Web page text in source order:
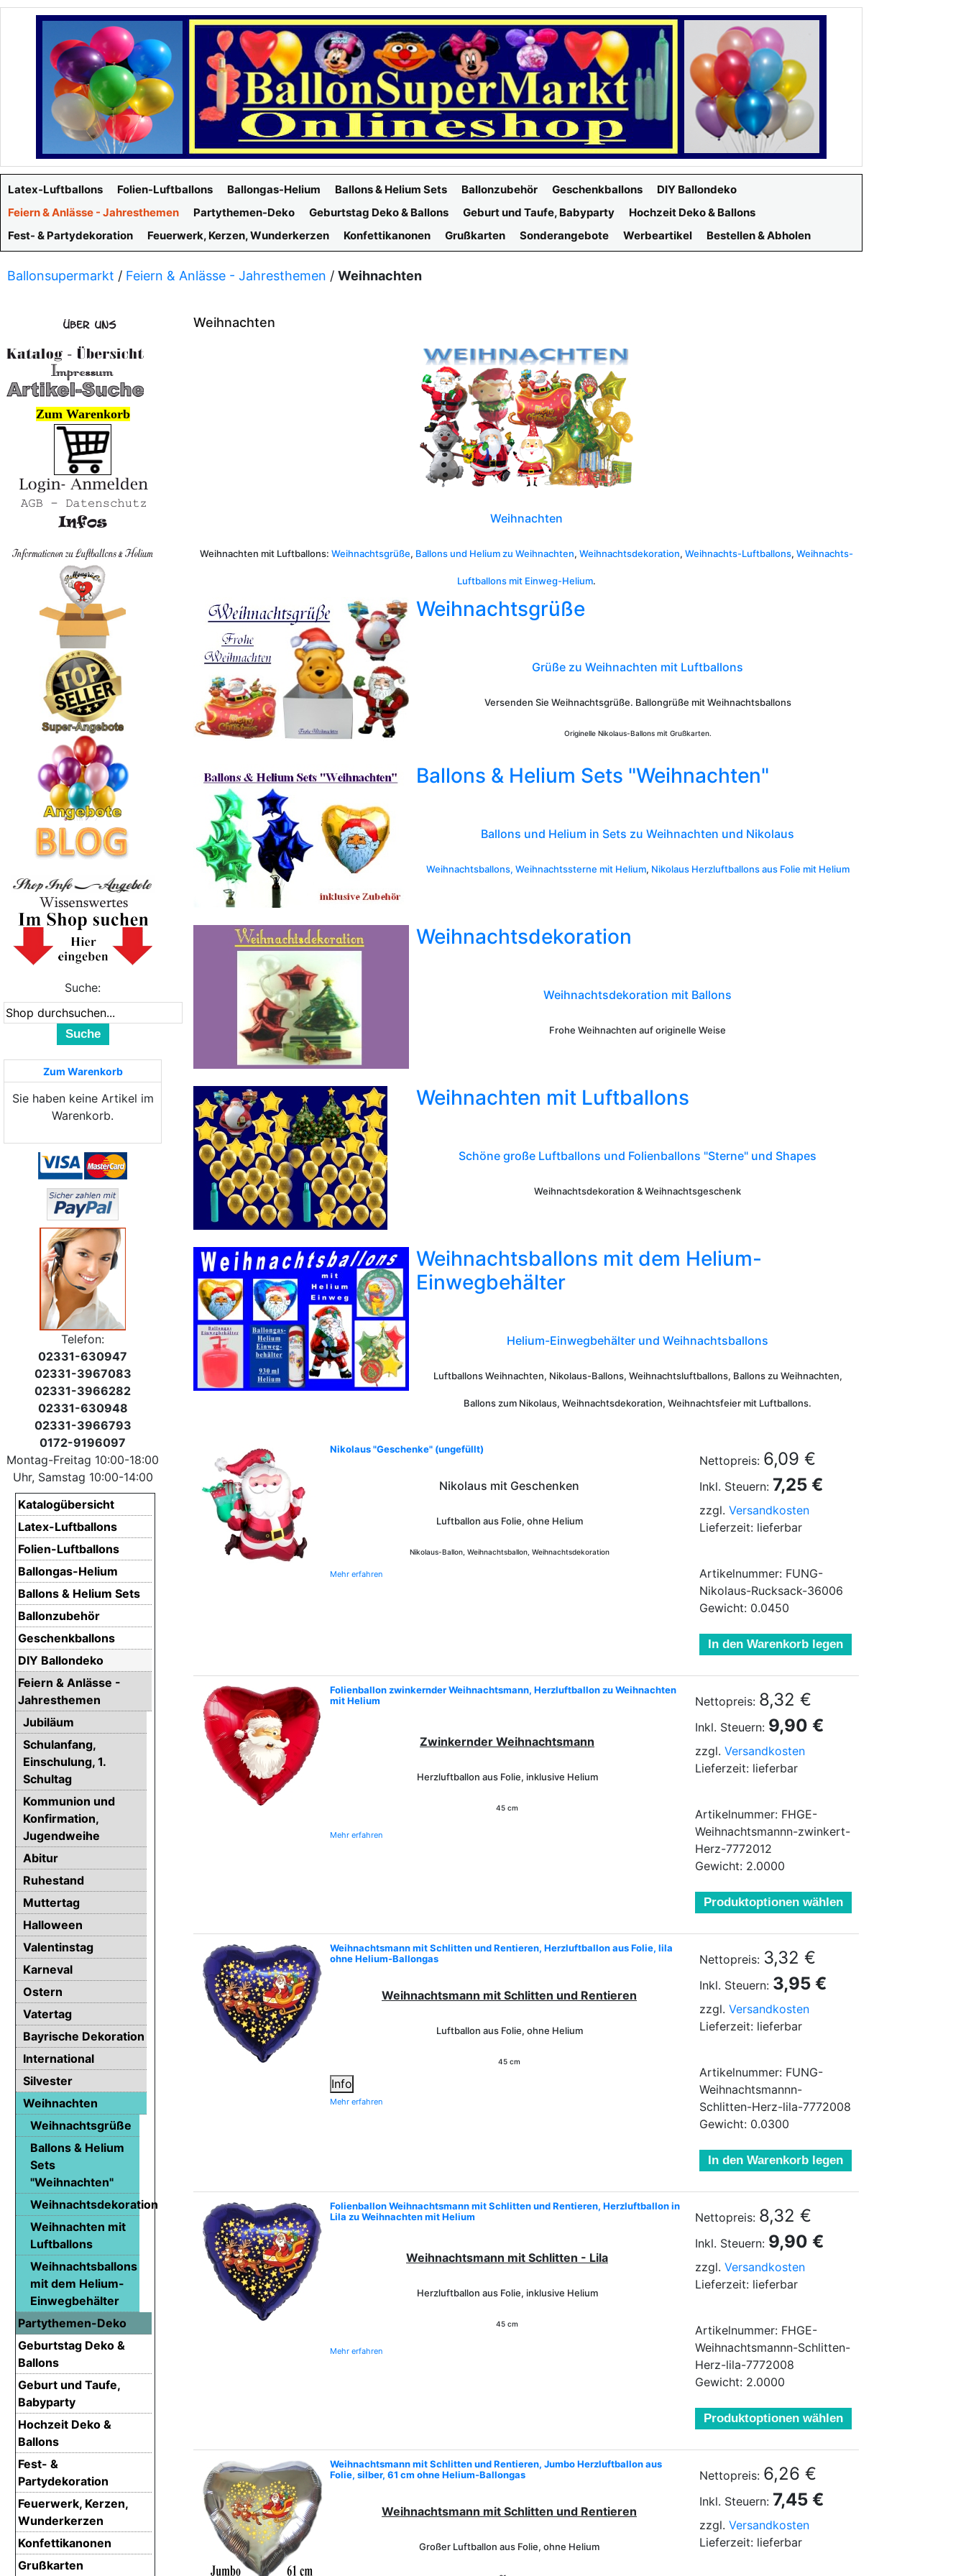
Latex-Luftballons Folien-Luftballons Ballongas-Helium Ballons & Helium Sets Ballonzubehör Geschenkballons
DIY Ballondeko
Feiern & Anlässe - Jahresthemen
Partythemen-Deko Geburtstag Deko & Ballons Geburt und Taufe, Babyparty
Hochzeit Deko & Ballons
Fest- & Partydekoration
Feuerwerk, Kerzen, Wunderkerzen Konfettikanonen Grußkarten Sonderangebote Werbeartikel Bestellen & Abholen
Ballonsupermarkt / Feiern & Anlässe - Jahresthemen / Weihnachten
Weihnachten
Weihnachten
Weihnachten mit Luftballons: Weihnachtsgrüße, Ballons und Helium zu Weihnachten, Weihnachtsdekoration, Weihnachts-Luftballons, Weihnachts-
Luftballons mit Einweg-Helium.
Weihnachtsgrüße
Grüße zu Weihnachten mit Luftballons
Versenden Sie Weihnachtsgrüße. Ballongrüße mit Weihnachtsballons
Originelle Nikolaus-Ballons mit Grußkarten.
Ballons & Helium Sets "Weihnachten"
Ballons und Helium in Sets zu Weihnachten und Nikolaus
Weihnachtsballons, Weihnachtssterne mit Helium, Nikolaus Herzluftballons aus Folie mit Helium
Weihnachtsdekoration
Weihnachtsdekoration mit Ballons
Frohe Weihnachten auf originelle Weise
Weihnachten mit Luftballons
Schöne große Luftballons und Folienballons "Sterne" und Shapes
Weihnachtsdekoration & Weihnachtsgeschenk
Weihnachtsballons mit dem Helium-
Einwegbehälter
Helium-Einwegbehälter und Weihnachtsballons
Luftballons Weihnachten, Nikolaus-Ballons, Weihnachtsluftballons, Ballons zu Weihnachten,
Ballons zum Nikolaus, Weihnachtsdekoration, Weihnachtsfeier mit Luftballons.
Nikolaus "Geschenke" (ungefüllt)
Nikolaus mit Geschenken
Luftballon aus Folie, ohne Helium
Nikolaus-Ballon, Weihnachtsballon, Weihnachtsdekoration
Mehr erfahren
Nettopreis: 6,09 €
Inkl. Steuern: 7,25 €
zzgl. Versandkosten
Lieferzeit: lieferbar
Artikelnummer: FUNG-
Nikolaus-Rucksack-36006
Gewicht: 0.0450
In den Warenkorb legen
Folienballon zwinkernder Weihnachtsmann, Herzluftballon zu Weihnachten
mit Helium
Zwinkernder Weihnachtsmann
Herzluftballon aus Folie, inklusive Helium
45 cm
Mehr erfahren
Nettopreis: 8,32 €
Inkl. Steuern: 9,90 €
zzgl. Versandkosten
Lieferzeit: lieferbar
Artikelnummer: FHGE-
Weihnachtsmannn-zwinkert-
Herz-7772012
Gewicht: 2.0000
Produktoptionen wählen
Weihnachtsmann mit Schlitten und Rentieren, Herzluftballon aus Folie, lila
ohne Helium-Ballongas
Weihnachtsmann mit Schlitten und Rentieren
Luftballon aus Folie, ohne Helium
45 cm
Info
Mehr erfahren
Nettopreis: 3,32 €
Inkl. Steuern: 3,95 €
zzgl. Versandkosten
Lieferzeit: lieferbar
Artikelnummer: FUNG-
Weihnachtsmannn-
Schlitten-Herz-lila-7772008
Gewicht: 0.0300
In den Warenkorb legen
Folienballon Weihnachtsmann mit Schlitten und Rentieren, Herzluftballon in
Lila zu Weihnachten mit Helium
Weihnachtsmann mit Schlitten - Lila
Herzluftballon aus Folie, inklusive Helium
45 cm
Mehr erfahren
Nettopreis: 8,32 €
Inkl. Steuern: 9,90 €
zzgl. Versandkosten
Lieferzeit: lieferbar
Artikelnummer: FHGE-
Weihnachtsmannn-Schlitten-
Herz-lila-7772008
Gewicht: 2.0000
Produktoptionen wählen
Weihnachtsmann mit Schlitten und Rentieren, Jumbo Herzluftballon aus
Folie, silber, 61 cm ohne Helium-Ballongas
Weihnachtsmann mit Schlitten und Rentieren
Großer Luftballon aus Folie, ohne Helium
Nettopreis: 6,26 €
Inkl. Steuern: 7,45 €
zzgl. Versandkosten
Lieferzeit: lieferbar
Zum Warenkorb
Suche:
Suche
Zum Warenkorb
Sie haben keine Artikel im
Warenkorb.
Telefon:
02331-630947
02331-3967083
02331-3966282
02331-630948
02331-3966793
0172-9196097
Montag-Freitag 10:00-18:00
Uhr, Samstag 10:00-14:00
Katalogübersicht
Latex-Luftballons
Folien-Luftballons
Ballongas-Helium
Ballons & Helium Sets
Ballonzubehör
Geschenkballons
DIY Ballondeko
Feiern & Anlässe -
Jahresthemen
Jubiläum
Schulanfang,
Einschulung, 1.
Schultag
Kommunion und
Konfirmation,
Jugendweihe
Abitur
Ruhestand
Muttertag
Halloween
Valentinstag
Karneval
Ostern
Vatertag
Bayrische Dekoration
International
Silvester
Weihnachten
Weihnachtsgrüße
Ballons & Helium
Sets
"Weihnachten"
Weihnachtsdekoration
Weihnachten mit
Luftballons
Weihnachtsballons
mit dem Helium-
Einwegbehälter
Partythemen-Deko
Geburtstag Deko &
Ballons
Geburt und Taufe,
Babyparty
Hochzeit Deko &
Ballons
Fest- &
Partydekoration
Feuerwerk, Kerzen,
Wunderkerzen
Konfettikanonen
Grußkarten